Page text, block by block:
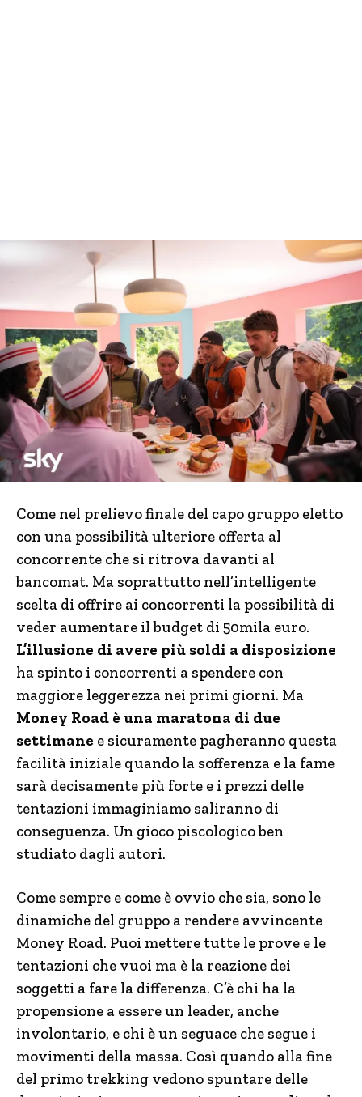
Come nel prelievo finale del capo gruppo eletto
con una possibilità ulteriore offerta al
concorrente che si ritrova davanti al
bancomat. Ma soprattutto nell’intelligente
scelta di offrire ai concorrenti la possibilità di
veder aumentare il budget di 50mila euro.
L’illusione di avere più soldi a disposizione
ha spinto i concorrenti a spendere con
maggiore leggerezza nei primi giorni. Ma
Money Road è una maratona di due
settimane e sicuramente pagheranno questa
facilità iniziale quando la sofferenza e la fame
sarà decisamente più forte e i prezzi delle
tentazioni immaginiamo saliranno di
conseguenza. Un gioco piscologico ben
studiato dagli autori.
Come sempre e come è ovvio che sia, sono le
dinamiche del gruppo a rendere avvincente
Money Road. Puoi mettere tutte le prove e le
tentazioni che vuoi ma è la reazione dei
soggetti a fare la differenza. C’è chi ha la
propensione a essere un leader, anche
involontario, e chi è un seguace che segue i
movimenti della massa. Così quando alla fine
del primo trekking vedono spuntare delle